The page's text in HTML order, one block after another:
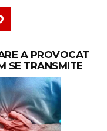
A PROVOCAT
SE TRANSMITE